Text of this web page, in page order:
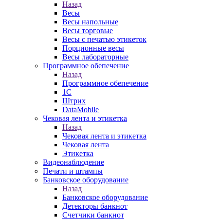
Назад
Весы
Весы напольные
Весы торговые
Весы с печатью этикеток
Порционные весы
Весы лабораторные
Программное обепечение
Назад
Программное обепечение
1С
Штрих
DataMobile
Чековая лента и этикетка
Назад
Чековая лента и этикетка
Чековая лента
Этикетка
Видеонаблюдение
Печати и штампы
Банковское оборудование
Назад
Банковское оборудование
Детекторы банкнот
Счетчики банкнот